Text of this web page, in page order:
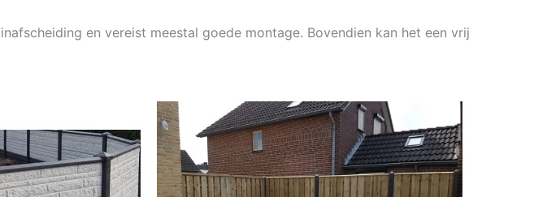
en vereist meestal goede montage. Bovendien kan het een vrij